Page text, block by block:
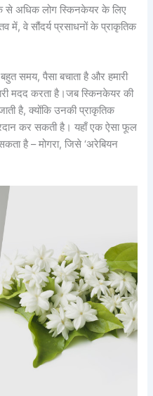
से अधिक लोग स्किनकेयर के लिए
में, वे सौंदर्य प्रसाधनों के प्राकृतिक
समय, पैसा बचाता है और हमारी
मदद करता है।जब स्किनकेयर की
है, क्योंकि उनकी प्राकृतिक
कर सकती है। यहाँ एक ऐसा फूल
है – मोगरा, जिसे ‘अरेबियन